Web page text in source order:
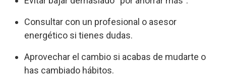
Consultar con un profesional o asesor
energético si tienes dudas.
Aprovechar el cambio si acabas de mudarte o
has cambiado hábitos.